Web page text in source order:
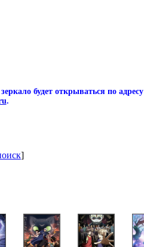
будет открываться по адресу
.
]